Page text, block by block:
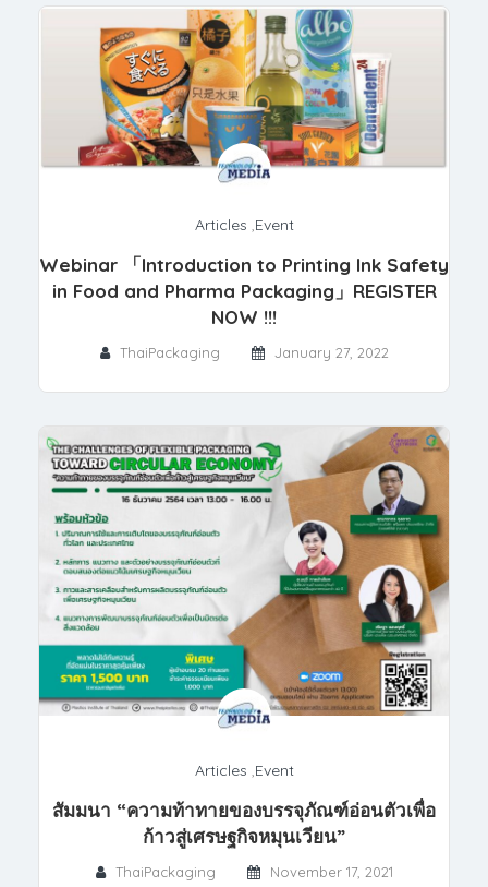
Articles Event
Webinar 「Introduction to Printing Ink Safety
in Food and Pharma Packaging」REGISTER
NOW !!!
ThaiPackaging January 27, 2022
Articles ,Event
สัมมนา “ความท้าทายของบรรจุภัณฑ์อ่อนตัวเพื่อ
ก้าวสู่เศรษฐกิจหมุนเวียน”
ThaiPackaging November 17, 2021